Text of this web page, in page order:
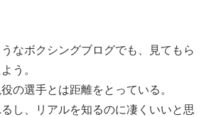
なボクシングブログでも、見てもら
う。
の選手とは距離をとっている。
し、リアルを知るのに凄くいいと思